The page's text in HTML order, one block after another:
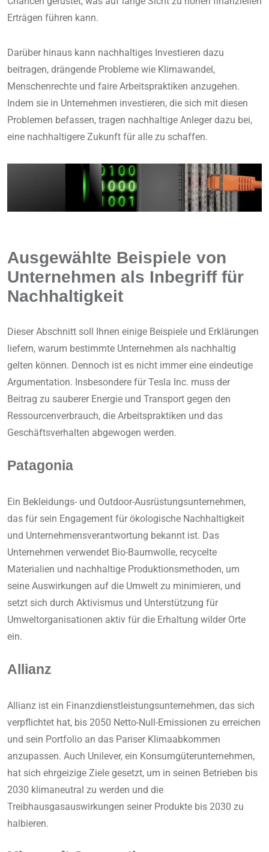
Erträgen führen kann.
Darüber hinaus kann nachhaltiges Investieren dazu
beitragen, drängende Probleme wie Klimawandel,
Menschenrechte und faire Arbeitspraktiken anzugehen.
Indem sie in Unternehmen investieren, die sich mit diesen
Problemen befassen, tragen nachhaltige Anleger dazu bei,
eine nachhaltigere Zukunft für alle zu schaffen.
Ausgewählte Beispiele von
Unternehmen als Inbegriff für
Nachhaltigkeit
Dieser Abschnitt soll Ihnen einige Beispiele und Erklärungen
liefern, warum bestimmte Unternehmen als nachhaltig
gelten können. Dennoch ist es nicht immer eine eindeutige
Argumentation. Insbesondere für Tesla Inc. muss der
Beitrag zu sauberer Energie und Transport gegen den
Ressourcenverbrauch, die Arbeitspraktiken und das
Geschäftsverhalten abgewogen werden.
Patagonia
Ein Bekleidungs- und Outdoor-Ausrüstungsunternehmen,
das für sein Engagement für ökologische Nachhaltigkeit
und Unternehmensverantwortung bekannt ist. Das
Unternehmen verwendet Bio-Baumwolle, recycelte
Materialien und nachhaltige Produktionsmethoden, um
seine Auswirkungen auf die Umwelt zu minimieren, und
setzt sich durch Aktivismus und Unterstützung für
Umweltorganisationen aktiv für die Erhaltung wilder Orte
ein.
Allianz
Allianz ist ein Finanzdienstleistungsunternehmen, das sich
verpflichtet hat, bis 2050 Netto-Null-Emissionen zu erreichen
und sein Portfolio an das Pariser Klimaabkommen
anzupassen. Auch Unilever, ein Konsumgüterunternehmen,
hat sich ehrgeizige Ziele gesetzt, um in seinen Betrieben bis
2030 klimaneutral zu werden und die
Treibhausgasauswirkungen seiner Produkte bis 2030 zu
halbieren.